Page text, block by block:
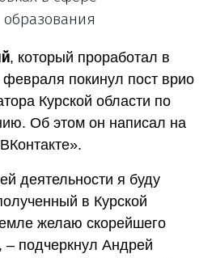
, который проработал в
февраля покинул пост врио
Курской области по
Об этом он написал на
деятельности я буду
в Курской
желаю скорейшего
– подчеркнул Андрей